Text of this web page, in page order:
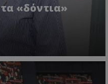
«δόντια»